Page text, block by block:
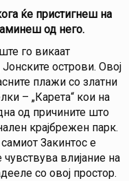
ќе пристигнеш на
од него.
го викаат
острови. Овој
плажи со златни
– „Карета“ кои на
од причините што
крајбрежен парк.
Закинтос е
чувствува влијание на
со овој простор.